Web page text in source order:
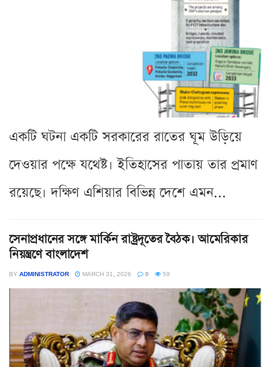
একটি ঘটনা একটি সরকারের রাতের ঘূম উড়িয়ে
দেওয়ার পক্ষে যথেষ্ট। ইতিহাসের পাতায় তার প্রমাণ
রয়েছে। দক্ষিণ এশিয়ার বিভিন্ন দেশে এমন...
সেনাপ্রধানের সঙ্গে মার্কিন রাষ্ট্রদূতের বৈঠক। আমেরিকার
নিয়ন্ত্রণে বাংলাদেশ
BY ADMINISTRATOR MARCH 31, 2026 0 59